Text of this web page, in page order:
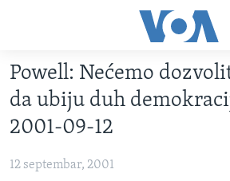
glavni
sadržaj
Pređi
na
glavnu
navigaciju
VIJESTI
Powell: Nećemo
da ubiju duh
2001-09-12
12 septembar, 2001